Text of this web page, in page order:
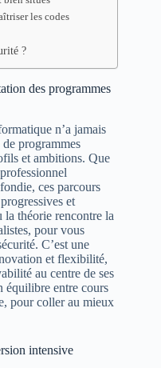
les codes
?
des programmes
n’a jamais
de programmes
et ambitions. Que
ces parcours
et
la théorie rencontre la
pour vous
C’est une
et flexibilité,
au centre de ses
équilibre entre cours
pour coller au mieux
intensive